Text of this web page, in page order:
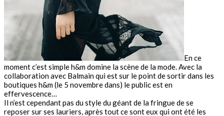
En ce
moment c’est simple h&m domine la scène de la mode. Avec la
collaboration avec Balmain qui est sur le point de sortir dans les
boutiques h&m (le 5 novembre dans) le public est en
effervescence…
Il n’est cependant pas du style du géant de la fringue de se
reposer sur ses lauriers, après tout ce sont eux qui ont été les